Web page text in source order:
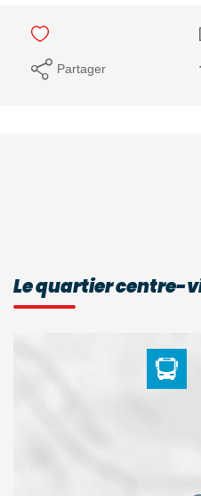
Partager
Le quartier centre-